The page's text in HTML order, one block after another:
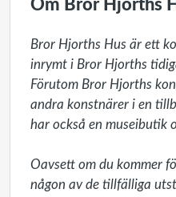
Om Bror Hjorths
Bror Hjorths Hus är ett
inrymt i Bror Hjorths
Förutom Bror Hjorths
andra konstnärer i en
har också en museibutik
Oavsett om du kommer
någon av de tillfälliga